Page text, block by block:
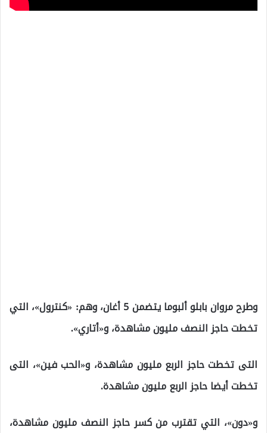
وطرح مروان بابلو ألبوما يتضمن 5 أغان، وهم: «كنترول»، التي
تخطت حاجز النصف مليون مشاهدة، و«أتاري».
التى تخطت حاجز الربع مليون مشاهدة، و«الحب فين»، التى
تخطت أيضا حاجز الربع مليون مشاهدة.
و«دون»، التي تقترب من كسر حاجز النصف مليون مشاهدة،